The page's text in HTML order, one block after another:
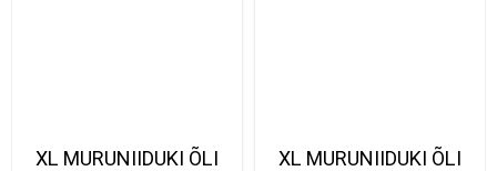
XL MURUNIIDUKI ÕLI
XL MURUNIIDUKI ÕLI